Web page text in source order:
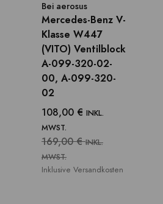
Bei aerosus
Mercedes-Benz V-
Klasse W447
(VITO) Ventilblock
A-099-320-02-
00, A-099-320-
02
108,00 € INKL.
MWST.
169,00 €INKL.
MWST.
Inklusive Versandkosten